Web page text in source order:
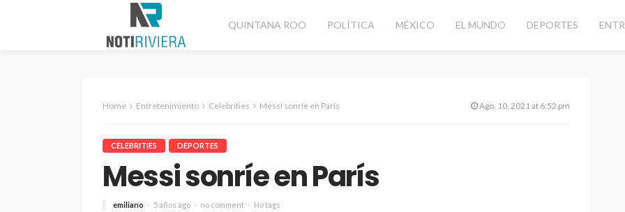
QUINTANA ROO POLÍTICA MÉXICO EL MUNDO DEPORTES
Home Entretenimiento Celebrities Messi sonríe en París Ago. 10, 2021 at 6:52 pm
CELEBRITIES DEPORTES
Messi sonríe en París
emiliano 5 años ago no comment No tags